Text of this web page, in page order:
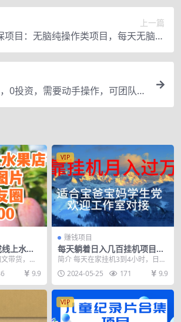
上一篇
项目：无脑纯操作类项目，每天无脑操
作，需要周转资金【揭秘】
0投资，需要动手操作，可团队可
长久
上水果
朋友圈，
带货，一
可以在朋
9.9
VIP
赚钱项目
每天躺着日入几百挂机项目，
适合宝爸宝妈学生党工作室对
接
简介 每天在家挂机3到4小时，日入
300+纯挂机，特别适合没有空闲时
间，想赚钱的...
2024-05-25 171 9.9
VIP